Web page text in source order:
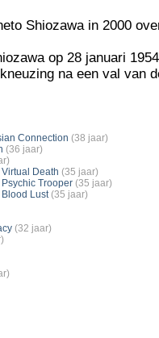
Shiozawa in 2000
op 28 januari
na een val van
Connection (38 jaar)
(36 jaar)
Death (35 jaar)
Trooper (35 jaar)
Lust (35 jaar)
(32 jaar)